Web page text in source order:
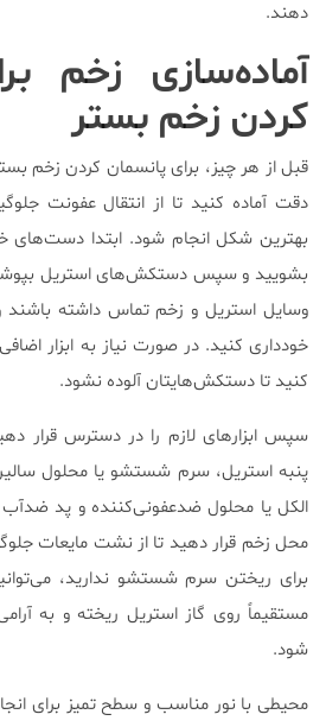
دهند.
آماده‌سازی زخم
کردن زخم بستر
قبل از هر چیز، برای پانسمان کردن زخم
دقت آماده کنید تا از انتقال عفونت
بهترین شکل انجام شود. ابتدا دست‌های
بشویید و سپس دستکش‌های استریل
وسایل استریل و زخم تماس داشته
خودداری کنید. در صورت نیاز به ابزار
کنید تا دستکش‌هایتان آلوده نشود.
سپس ابزارهای لازم را در دسترس قرار
پنبه استریل، سرم شستشو یا محلول
الکل یا محلول ضدعفونی‌کننده و پد
محل زخم قرار دهید تا از نشت مایعات
برای ریختن سرم شستشو ندارید،
مستقیماً روی گاز استریل ریخته و به
شود.
محیطی با نور مناسب و سطح تمیز برای